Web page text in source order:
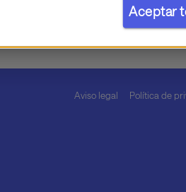
Aviso legal Política de
Aceptar